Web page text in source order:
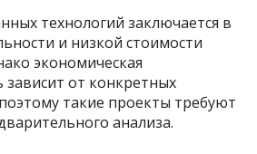
технологий заключается в
и низкой стоимости
экономическая
зависит от конкретных
такие проекты требуют
анализа.